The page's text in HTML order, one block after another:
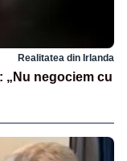
Realitatea din Irlanda
„Nu negociem cu